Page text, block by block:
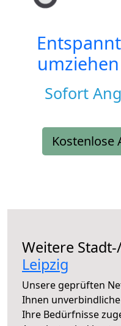
Sofort
Kostenlose
Weitere
Leipzig
Unsere geprüften
Ihnen
Ihre Bedürfnisse